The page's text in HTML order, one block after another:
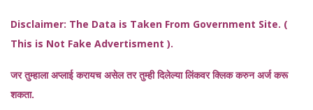
Disclaimer: The Data is Taken From Government Site. (
This is Not Fake Advertisment ).
जर तुम्हाला अप्लाई करायच असेल तर तुम्ही दिलेल्या लिंकवर क्लिक करुन अर्ज करू
शकता.